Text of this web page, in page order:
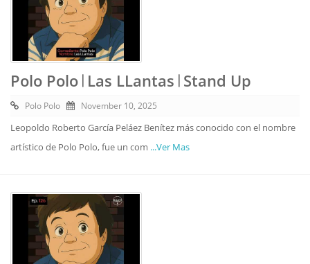
Polo Polo 𝄀 Las LLantas 𝄀 Stand Up
Polo Polo November 10, 2025
Leopoldo Roberto García Peláez Benítez más conocido con el nombre
artístico de Polo Polo, fue un com ...Ver Mas